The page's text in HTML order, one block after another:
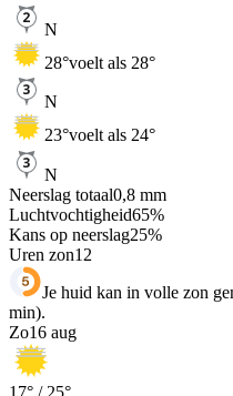
N
28°voelt als 28°
N
23°voelt als 24°
N
Neerslag totaal0,8 mm
Luchtvochtigheid65%
Kans op neerslag25%
Uren zon12
Je huid kan in volle zon
min).
Zo16 aug
17° / 25°